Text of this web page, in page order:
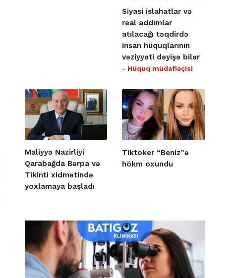
Siyasi islahatlar və
real addımlar
atılacağı təqdirdə
insan hüquqlarının
vəziyyəti dəyişə bilər
- Hüquq müdafiəçisi
Maliyyə Nazirliyi
Qarabağda Bərpa və
Tikinti xidmətində
yoxlamaya başladı
Tiktoker “Beniz”ə
hökm oxundu